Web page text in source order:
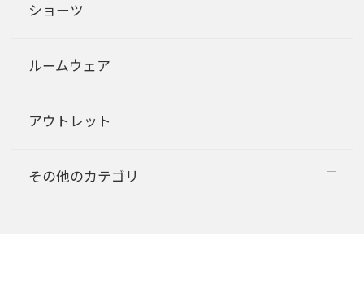
ショーツ
ルームウェア
アウトレット
その他のカテゴリ